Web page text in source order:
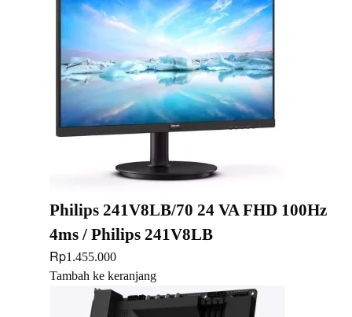
Philips 241V8LB/70 24 VA FHD 100Hz
4ms / Philips 241V8LB
Rp1.455.000
Tambah ke keranjang